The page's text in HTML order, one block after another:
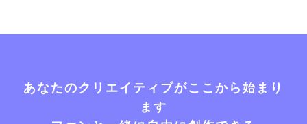
あなたのクリエイティブがここから始まり
ます